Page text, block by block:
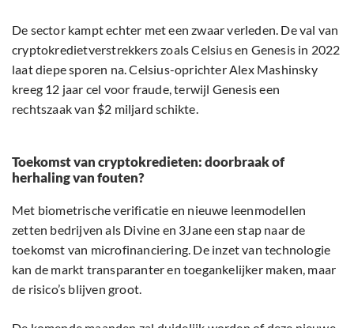
De sector kampt echter met een zwaar verleden. De val van
cryptokredietverstrekkers zoals Celsius en Genesis in 2022
laat diepe sporen na. Celsius-oprichter Alex Mashinsky
kreeg 12 jaar cel voor fraude, terwijl Genesis een
rechtszaak van $2 miljard schikte.
Toekomst van cryptokredieten: doorbraak of
herhaling van fouten?
Met biometrische verificatie en nieuwe leenmodellen
zetten bedrijven als Divine en 3Jane een stap naar de
toekomst van microfinanciering. De inzet van technologie
kan de markt transparanter en toegankelijker maken, maar
de risico’s blijven groot.